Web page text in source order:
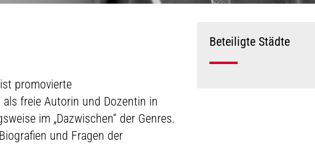
promovierte
freie Autorin und Dozentin in
im „Dazwischen“ der Genres.
und Fragen der
Beteiligte Städte